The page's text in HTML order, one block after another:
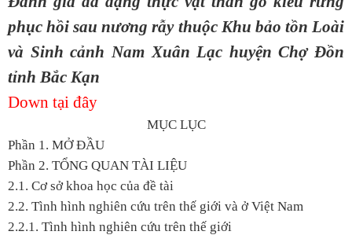
phục hồi sau nương rẫy thuộc Khu bảo tồn Loài
và Sinh cảnh Nam Xuân Lạc huyện Chợ Đồn
tỉnh Bắc Kạn
Down tại đây
MỤC LỤC
Phần 1. MỞ ĐẦU
Phần 2. TỔNG QUAN TÀI LIỆU
2.1. Cơ sở khoa học của đề tài
2.2. Tình hình nghiên cứu trên thế giới và ở Việt Nam
2.2.1. Tình hình nghiên cứu trên thế giới